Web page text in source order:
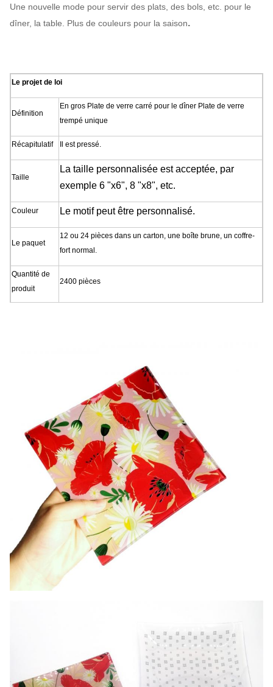
Une nouvelle mode pour servir des plats, des bols, etc. pour le
dîner, la table. Plus de couleurs pour la saison.
Le projet de loi
Définition
En gros Plate de verre carré pour le dîner Plate de verre
trempé unique
Récapitulatif Il est pressé.
Taille
La taille personnalisée est acceptée, par
exemple 6 "x6", 8 "x8", etc.
Couleur Le motif peut être personnalisé.
Le paquet
12 ou 24 pièces dans un carton, une boîte brune, un coffre-
fort normal.
Quantité de
produit
2400 pièces
Notre entreprise et notre usine font beaucoup d'efforts pour le contrôle de la
qualité. Nous fournissons des verres de haute qualité à un prix
abordable.Nous aimerions coopérer avec nos amis et partenaires
commerciaux du monde entier..